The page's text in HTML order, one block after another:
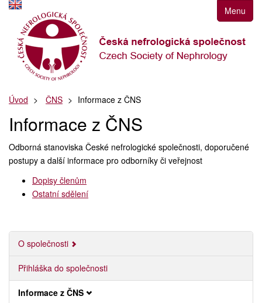
k
navigaci
Přejít
obsah
k
sloupci
zkratky
Menu
Úvod ČNS Informace z ČNS
Informace z ČNS
Odborná stanoviska České nefrologické společnosti, doporučené
postupy a další informace pro odborníky či veřejnost
Dopisy členům
Ostatní sdělení
O společnosti
Přihláška do společnosti
Informace z ČNS